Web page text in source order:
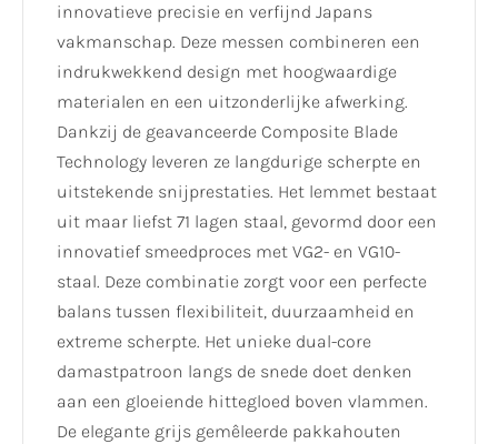
innovatieve precisie en verfijnd Japans
vakmanschap. Deze messen combineren een
indrukwekkend design met hoogwaardige
materialen en een uitzonderlijke afwerking.
Dankzij de geavanceerde Composite Blade
Technology leveren ze langdurige scherpte en
uitstekende snijprestaties. Het lemmet bestaat
uit maar liefst 71 lagen staal, gevormd door een
innovatief smeedproces met VG2- en VG10-
staal. Deze combinatie zorgt voor een perfecte
balans tussen flexibiliteit, duurzaamheid en
extreme scherpte. Het unieke dual-core
damastpatroon langs de snede doet denken
aan een gloeiende hittegloed boven vlammen.
De elegante grijs gemêleerde pakkahouten